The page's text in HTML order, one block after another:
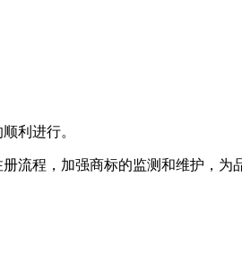
利进行。
流程，加强商标的监测和维护，为